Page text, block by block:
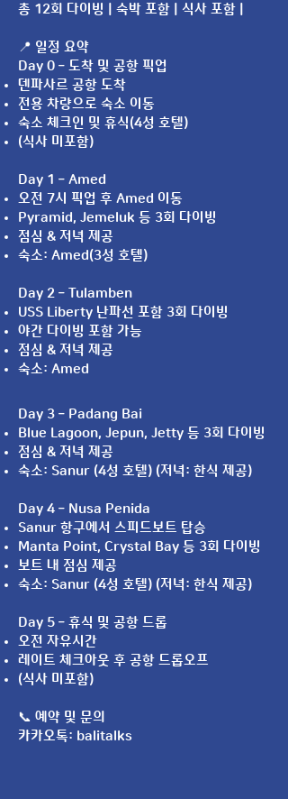
총 12회 다이빙 | 숙박 포함 | 식사 포함 |
📍 일정 요약
Day 0 – 도착 및 공항 픽업
덴파사르 공항 도착
전용 차량으로 숙소 이동
숙소 체크인 및 휴식(4성 호텔)
(식사 미포함)
Day 1 – Amed
오전 7시 픽업 후 Amed 이동
Pyramid, Jemeluk 등 3회 다이빙
점심 & 저녁 제공
숙소: Amed(3성 호텔)
Day 2 – Tulamben
USS Liberty 난파선 포함 3회 다이빙
야간 다이빙 포함 가능
점심 & 저녁 제공
숙소: Amed
Day 3 – Padang Bai
Blue Lagoon, Jepun, Jetty 등 3회 다이빙
점심 & 저녁 제공
숙소: Sanur (4성 호텔) (저녁: 한식 제공)
Day 4 – Nusa Penida
Sanur 항구에서 스피드보트 탑승
Manta Point, Crystal Bay 등 3회 다이빙
보트 내 점심 제공
숙소: Sanur (4성 호텔) (저녁: 한식 제공)
Day 5 – 휴식 및 공항 드롭
오전 자유시간
레이트 체크아웃 후 공항 드롭오프
(식사 미포함)
📞 예약 및 문의
카카오톡: balitalks